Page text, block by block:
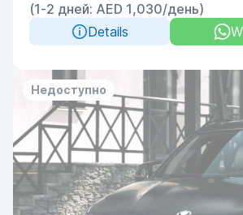
(1-2 дней: AED 1,030/день)
Details
Недоступно